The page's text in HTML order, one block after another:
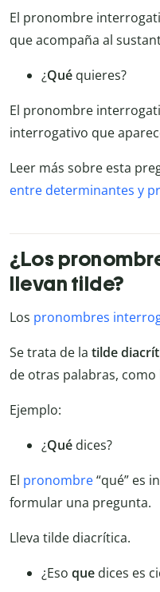
El pronombre
que acompaña al
¿Qué quieres?
El pronombre
interrogativo que
Leer más sobre esta
entre determinantes y
¿Los
llevan tilde?
Los pronombres
Se trata de la tilde
de otras palabras, como
Ejemplo:
¿Qué dices?
El pronombre“qué” es
formular una pregunta.
Lleva tilde diacrítica.
¿Eso que dices es